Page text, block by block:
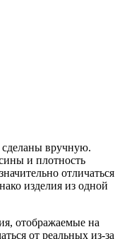
сделаны вручную.
и плотность
отличаться
изделия из одной
отображаемые на
от реальных из-за